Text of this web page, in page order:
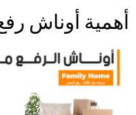
أهمية أوناش